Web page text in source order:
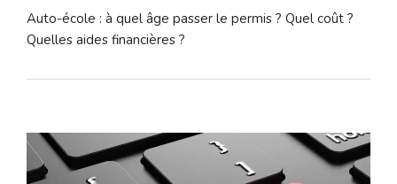
Auto-école : à quel âge passer le permis ? Quel coût ?
Quelles aides financières ?